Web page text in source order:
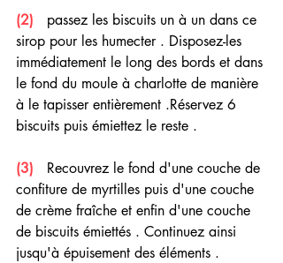
(2)
  passez les biscuits un à un dans ce
sirop pour les humecter . Disposez-les
immédiatement le long des bords et dans
le fond du moule à charlotte de manière
à le tapisser entièrement .Réservez 6
biscuits puis émiettez le reste .
(3)
  Recouvrez le fond d'une couche de
confiture de myrtilles puis d'une couche
de crème fraîche et enfin d'une couche
de biscuits émiettés . Continuez ainsi
jusqu'à épuisement des éléments .